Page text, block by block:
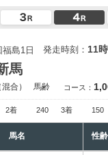
島1日 発走時刻： 11
馬
混合） 馬齢 コース：
2着 240 3着 150
馬名 性齢